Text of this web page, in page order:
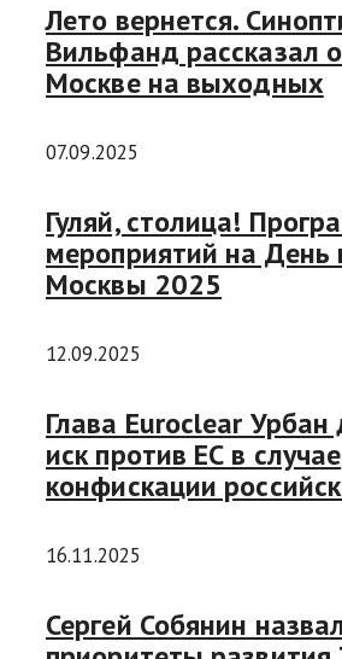
Лето вернется.
Вильфанд рассказал
Москве на выходных
07.09.2025
Гуляй, столица!
мероприятий на День
Москвы 2025
12.09.2025
Глава Euroclear Урбан
иск против ЕС в случае
конфискации
16.11.2025
Сергей Собянин